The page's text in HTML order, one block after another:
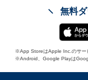
無料
※App StoreはApple Inc.のサー
※Android、Google Playは